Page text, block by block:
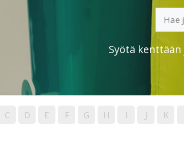
Syötä
C D E F G H I J K